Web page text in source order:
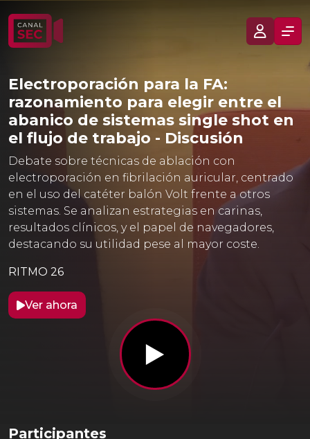
Electroporación para la FA:
razonamiento para elegir entre el
abanico de sistemas single shot en
el flujo de trabajo - Discusión
Debate sobre técnicas de ablación con
electroporación en fibrilación auricular, centrado
en el uso del catéter balón Volt frente a otros
sistemas. Se analizan estrategias en carinas,
resultados clínicos, y el papel de navegadores,
destacando su utilidad pese al mayor coste.
RITMO 26
Ver ahora
Participantes